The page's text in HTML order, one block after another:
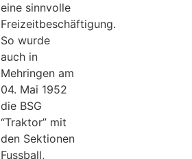
eine sinnvolle
Freizeitbeschäftigung.
So wurde
auch in
Mehringen am
04. Mai 1952
die BSG
“Traktor” mit
den Sektionen
Fussball,